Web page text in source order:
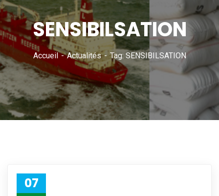
SENSIBILSATION
Accueil Actualités Tag: SENSIBILSATION
07